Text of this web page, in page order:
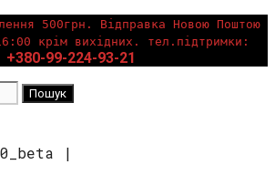
500грн. Відправка Новою Поштою
крім вихідних. тел.підтримки:
+380-99-224-93-21
|